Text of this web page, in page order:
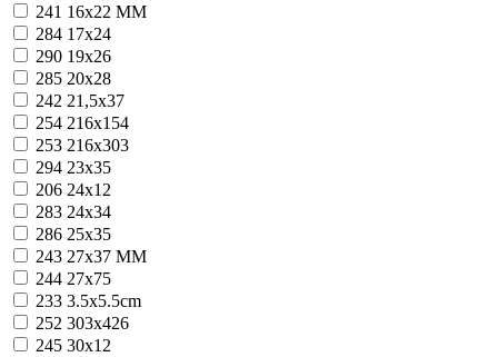
241 16x22 MM
284 17x24
290 19x26
285 20x28
242 21,5x37
254 216x154
253 216x303
294 23x35
206 24x12
283 24x34
286 25x35
243 27x37 MM
244 27x75
233 3.5x5.5cm
252 303x426
245 30x12